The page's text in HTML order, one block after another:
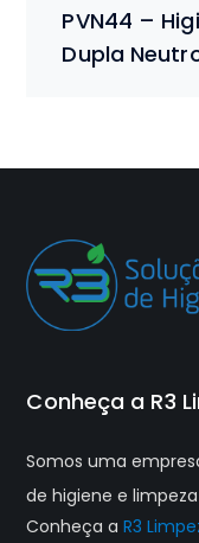
PVN44 –
Dupla
Conheça a R3
Somos uma
de higiene e limpeza
Conheça aR3